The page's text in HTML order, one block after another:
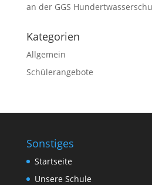
an der GGS
Kategorien
Allgemein
Schülerangebote
Sonstiges
Startseite
Unsere Schule